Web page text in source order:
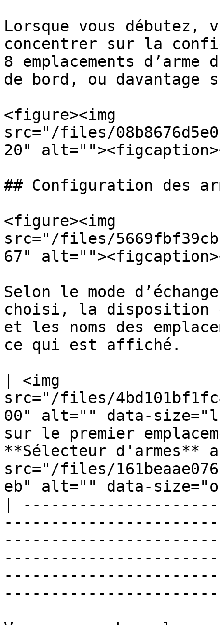
Lorsque vous débutez,
concentrer sur la
8 emplacements
de bord, ou davantage
<figure><img
src="/files/
20"
## Configuration des
<figure><img
src="/files/
67"
Selon le mode
choisi, la disposition
et les noms des
ce qui est affiché.
| <img
src="/files/
00" alt="" data-
sur le premier
**Sélecteur d'armes**
src="/files/
eb" alt="" data-
|